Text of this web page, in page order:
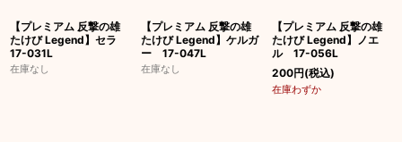
【プレミアム 反撃の雄
たけび Legend】セラ
17-031L
在庫なし
【プレミアム 反撃の雄
たけび Legend】ケルガ
ー 17-047L
在庫なし
【プレミアム 反撃の雄
たけび Legend】ノエ
ル 17-056L
200円(税込)
在庫わずか